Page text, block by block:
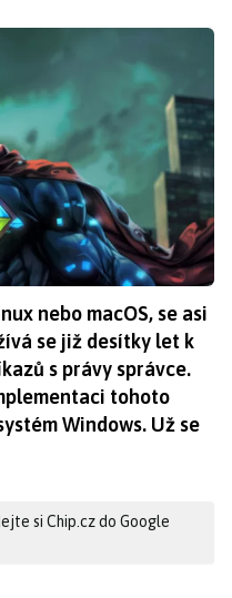
nebo macOS, se asi
se již desítky let k
s právy správce.
tohoto
Windows. Už se
si Chip.cz do Google